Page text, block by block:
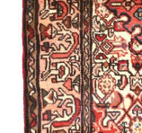
de Hamadan
moderne